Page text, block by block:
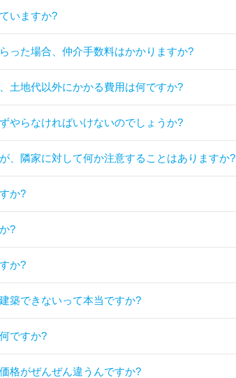
いますか?
った場合、仲介手数料はかかりますか?
土地代以外にかかる費用は何ですか?
やらなければいけないのでしょうか?
、隣家に対して何か注意することはありますか?
か?
?
か?
築できないって本当ですか?
ですか?
格がぜんぜん違うんですか?